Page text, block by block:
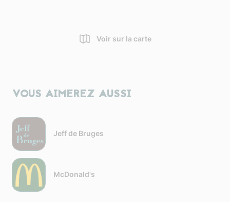
Voir sur la carte
VOUS AIMEREZ AUSSI
Jeff de Bruges
McDonald's